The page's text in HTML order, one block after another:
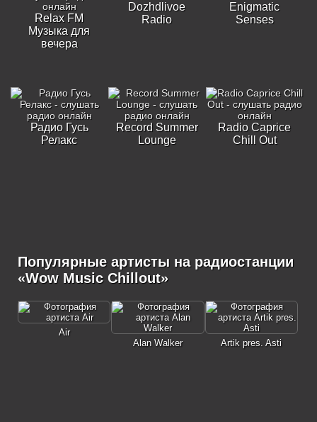
Relax FM
Музыка для
вечера
Dozhdlivoe
Radio
Enigmatic
Senses
Радио Гусь
Релакс
Record Summer
Lounge
Radio Caprice
Chill Out
Популярные артисты на радиостанции
«Wow Music Chillout»
Air
Alan Walker
Artik pres. Asti